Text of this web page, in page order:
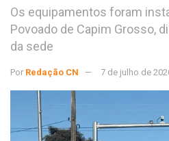
Os equipamentos foram
Povoado de Capim Grosso,
da sede
Por Redação CN 7 de julho de